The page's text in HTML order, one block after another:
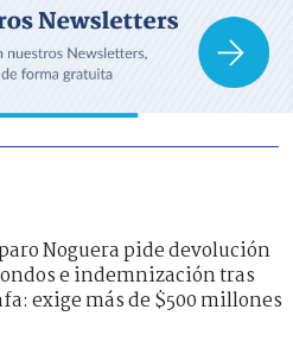
Noguera pide devolución
e indemnización tras
exige más de $500 millones